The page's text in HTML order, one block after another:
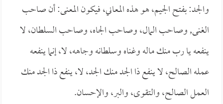
والجد: بفتح الجيم، هو هذه المعاني، فيكون المعنى: أن صاحب
الغنى, وصاحب المال، وصاحب الجاه، وصاحب السلطان، لا
ينفعه يا رب منك ماله وغناه وسلطانه وجاهه، لا، إنما ينفعه
عمله الصالح، لا ينفع ذا الجد منك الجد، لا، ينفع ذا الجد منك
العمل الصالح، والتقوى، والبر، والإحسان.